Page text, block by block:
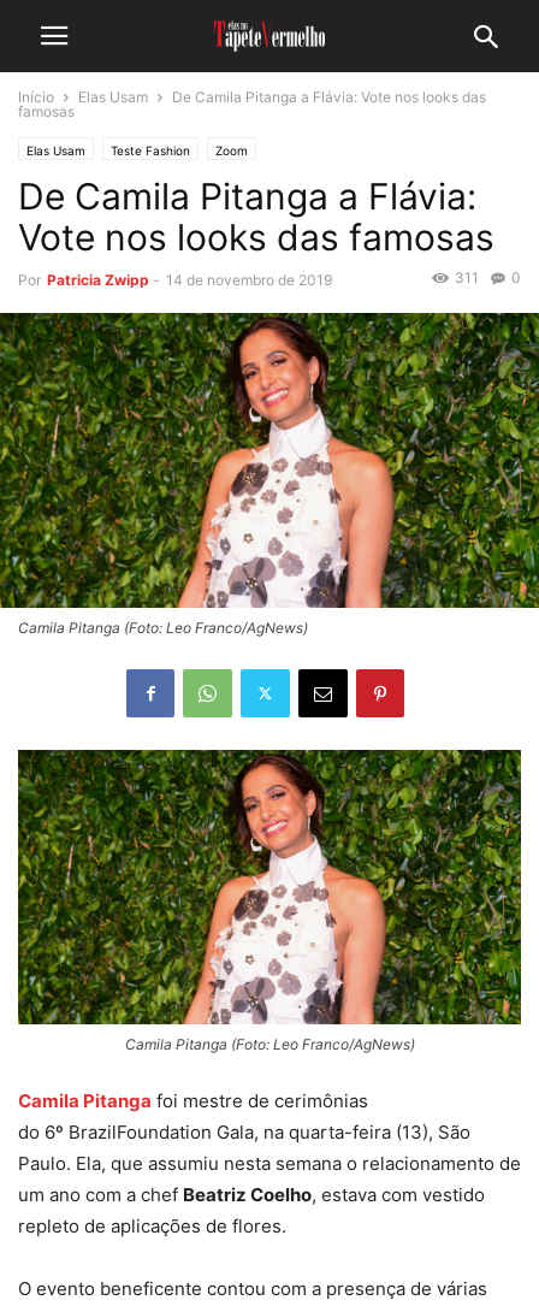
Início Elas Usam
De Camila Pitanga a Flávia: Vote nos looks das
famosas
Elas Usam Teste Fashion Zoom
De Camila Pitanga a Flávia:
Vote nos looks das famosas
Por Patricia Zwipp - 14 de novembro de 2019 0
311
Camila Pitanga (Foto: Leo Franco/AgNews)
Camila Pitanga (Foto: Leo Franco/AgNews)
Camila Pitanga foi mestre de cerimônias
do 6º BrazilFoundation Gala, na quarta-feira (13), São
Paulo. Ela, que assumiu nesta semana o relacionamento de
um ano com a chef Beatriz Coelho, estava com vestido
repleto de aplicações de flores.
O evento beneficente contou com a presença de várias